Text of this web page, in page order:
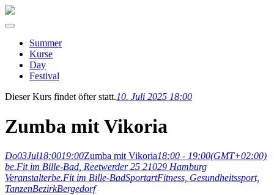
Summer
Kurse
Day
Festival
Dieser Kurs findet öfter statt.10. Juli 2025 18:00
Zumba mit Vikoria
Do03Jul18:0019:00Zumba mit Vikoria18:00 - 19:00(GMT+02:00)
be.Fit im Bille-Bad, Reetwerder 25 21029 Hamburg
Veranstalterbe.Fit im Bille-BadSportartFitness, Gesundheitssport,
TanzenBezirkBergedorf